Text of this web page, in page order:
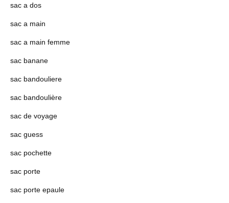
sac a dos
sac a main
sac a main femme
sac banane
sac bandouliere
sac bandoulière
sac de voyage
sac guess
sac pochette
sac porte
sac porte epaule